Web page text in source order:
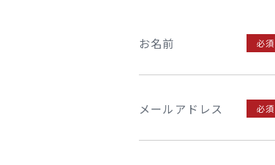
お名前 必須
メールアドレス 必須